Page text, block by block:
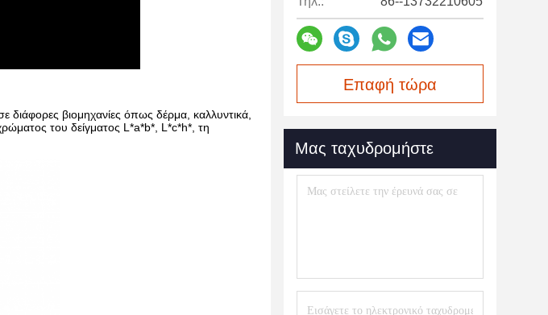
διάφορες βιομηχανίες όπως δέρμα, καλλυντικά,
του δείγματος L*a*b*, L*c*h*, τη
Επαφή τώρα
Μας ταχυδρομήστε